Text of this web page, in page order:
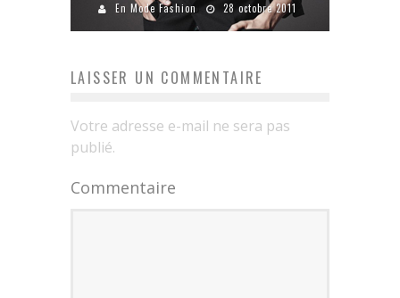
En Mode Fashion 28 octobre 2011
LAISSER UN COMMENTAIRE
Votre adresse e-mail ne sera pas
publié.
Commentaire